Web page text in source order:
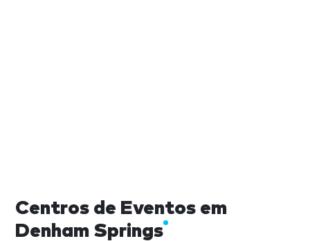
Centros de Eventos em
Denham Springs